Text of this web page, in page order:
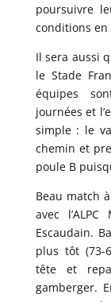
poursuivre
conditions en
Il sera aussi
le Stade
équipes
journées et
simple : le
chemin et
poule B
Beau match
avec
Escaudain.
plus tôt (73-
tête et
gamberger.